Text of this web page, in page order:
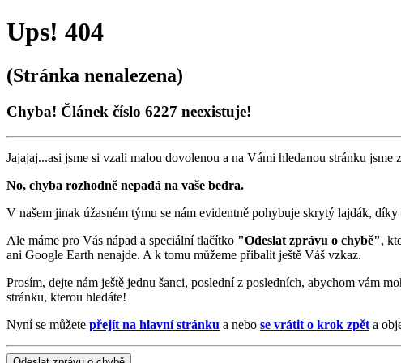
Ups! 404
(Stránka nenalezena)
Chyba! Článek číslo 6227 neexistuje!
Jajajaj...asi jsme si vzali malou dovolenou a na Vámi hledanou stránku
No, chyba rozhodně nepadá na vaše bedra.
V našem jinak úžasném týmu se nám evidentně pohybuje skrytý lajdák,
Ale máme pro Vás nápad a speciální tlačítko "Odeslat zprávu o chybě",
ani Google Earth nenajde. A k tomu můžeme přibalit ještě Váš vzkaz.
Prosím, dejte nám ještě jednu šanci, poslední z posledních, abychom vám
stránku, kterou hledáte!
Nyní se můžete přejít na hlavní stránku a nebo se vrátit o krok zpět a